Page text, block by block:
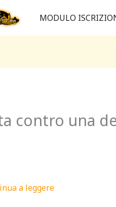
MODULO
contro una
a leggere